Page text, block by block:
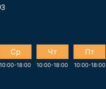
Ср
10:00-18:00
Чт
10:00-18:00
Пт
10:00-18:00